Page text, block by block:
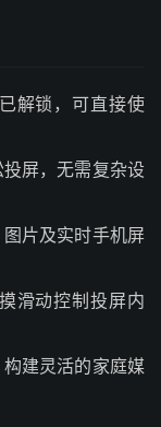
解锁，可直接使
屏，无需复杂设
片及实时手机屏
滑动控制投屏内
建灵活的家庭媒